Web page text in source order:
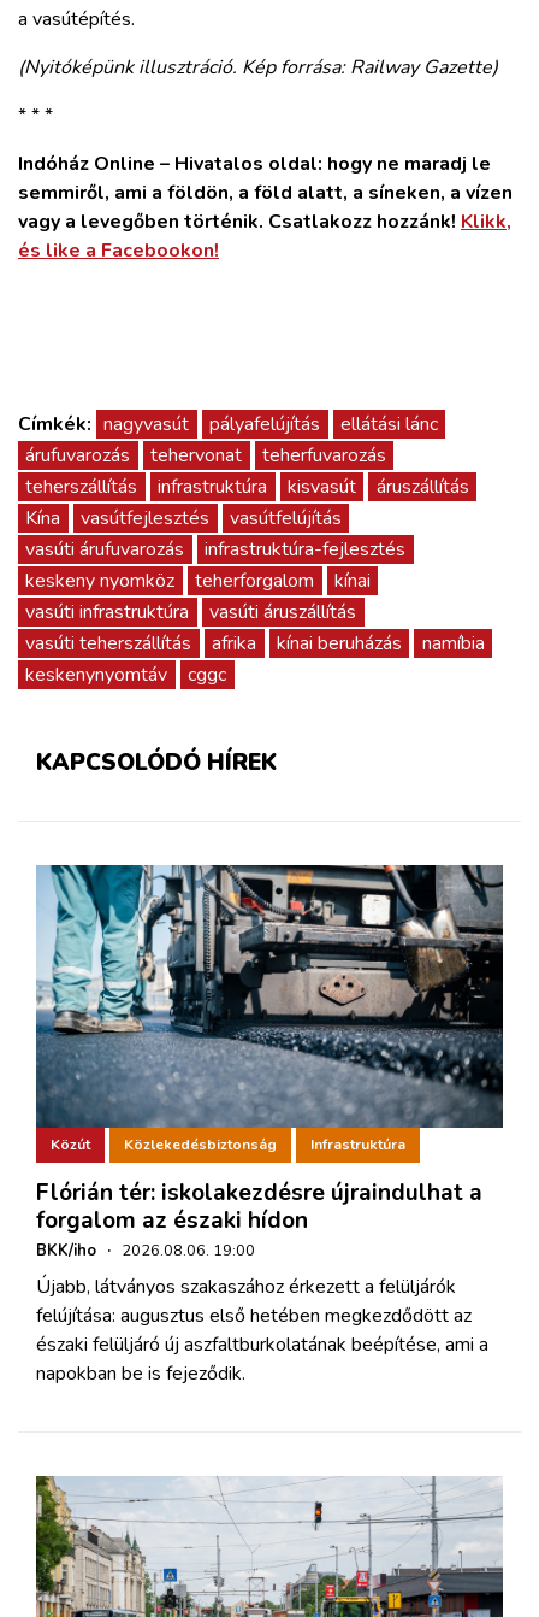
a vasútépítés.
(Nyitóképünk illusztráció. Kép forrása: Railway Gazette)
* * *
Indóház Online – Hivatalos oldal: hogy ne maradj le
semmiről, ami a földön, a föld alatt, a síneken, a vízen
vagy a levegőben történik. Csatlakozz hozzánk! Klikk,
és like a Facebookon!
Címkék: nagyvasút pályafelújítás
ellátási lánc
árufuvarozás
tehervonat
teherfuvarozás
teherszállítás
infrastruktúra kisvasút
áruszállítás
Kína
vasútfejlesztés
vasútfelújítás
vasúti árufuvarozás
infrastruktúra-fejlesztés
keskeny nyomköz
teherforgalom
kínai
vasúti infrastruktúra
vasúti áruszállítás
vasúti teherszállítás
afrika kínai beruházás
namíbia
keskenynyomtáv
cggc
KAPCSOLÓDÓ HÍREK
Közút Közlekedésbiztonság Infrastruktúra
Flórián tér: iskolakezdésre újraindulhat a
forgalom az északi hídon
BKK/iho · 2026.08.06. 19:00
Újabb, látványos szakaszához érkezett a felüljárók
felújítása: augusztus első hetében megkezdődött az
északi felüljáró új aszfaltburkolatának beépítése, ami a
napokban be is fejeződik.